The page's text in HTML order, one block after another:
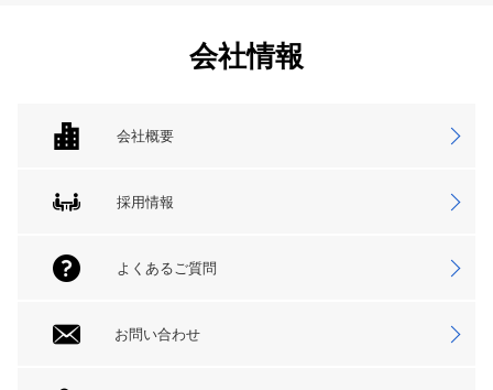
会社情報
会社概要
採用情報
よくあるご質問
お問い合わせ